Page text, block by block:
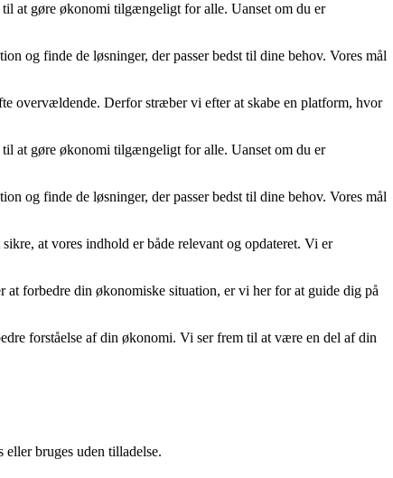
at gøre økonomi tilgængeligt for alle. Uanset om du er
og finde de løsninger, der passer bedst til dine behov. Vores mål
overvældende. Derfor stræber vi efter at skabe en platform, hvor
at gøre økonomi tilgængeligt for alle. Uanset om du er
og finde de løsninger, der passer bedst til dine behov. Vores mål
at vores indhold er både relevant og opdateret. Vi er
forbedre din økonomiske situation, er vi her for at guide dig på
forståelse af din økonomi. Vi ser frem til at være en del af din
bruges uden tilladelse.